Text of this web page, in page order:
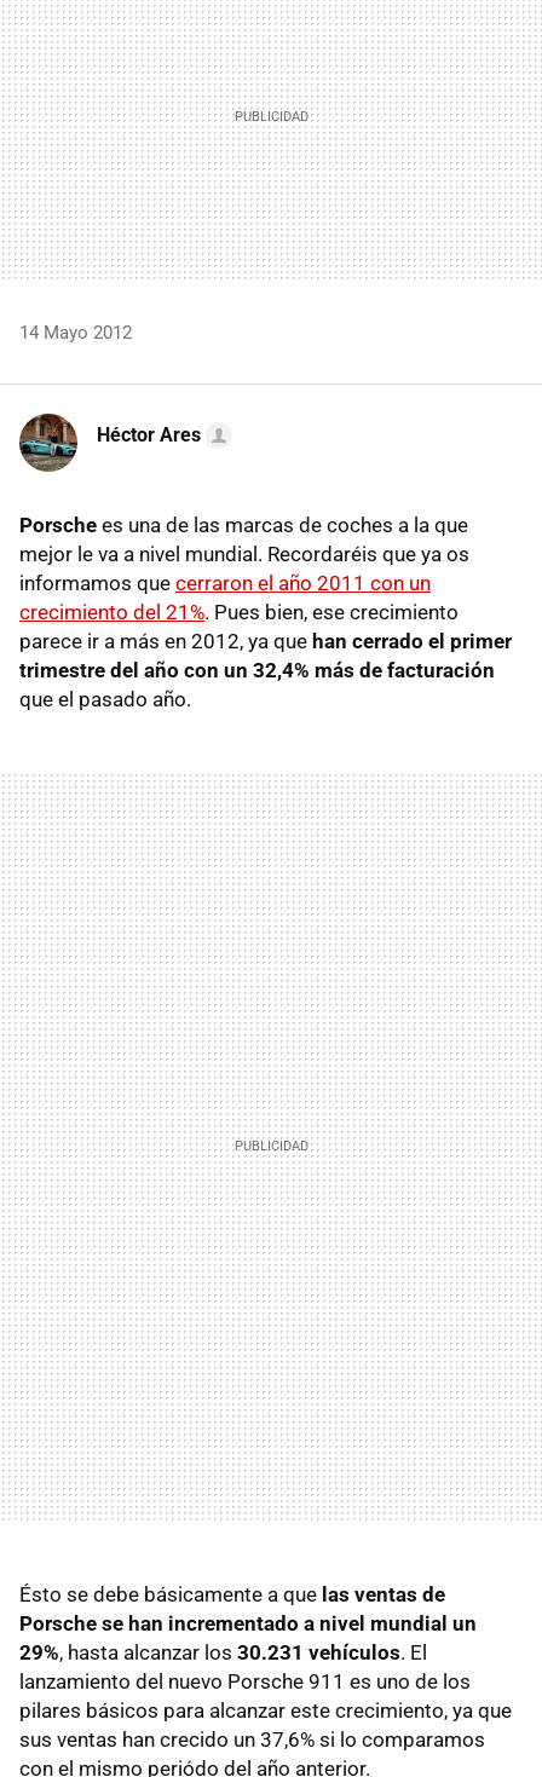
14 Mayo 2012
Héctor Ares
Porsche es una de las marcas de coches a la que
mejor le va a nivel mundial. Recordaréis que ya os
informamos que cerraron el año 2011 con un
crecimiento del 21%. Pues bien, ese crecimiento
parece ir a más en 2012, ya que han cerrado el primer
trimestre del año con un 32,4% más de facturación
que el pasado año.
Ésto se debe básicamente a que las ventas de
Porsche se han incrementado a nivel mundial un
29%, hasta alcanzar los 30.231 vehículos. El
lanzamiento del nuevo Porsche 911 es uno de los
pilares básicos para alcanzar este crecimiento, ya que
sus ventas han crecido un 37,6% si lo comparamos
con el mismo periódo del año anterior.